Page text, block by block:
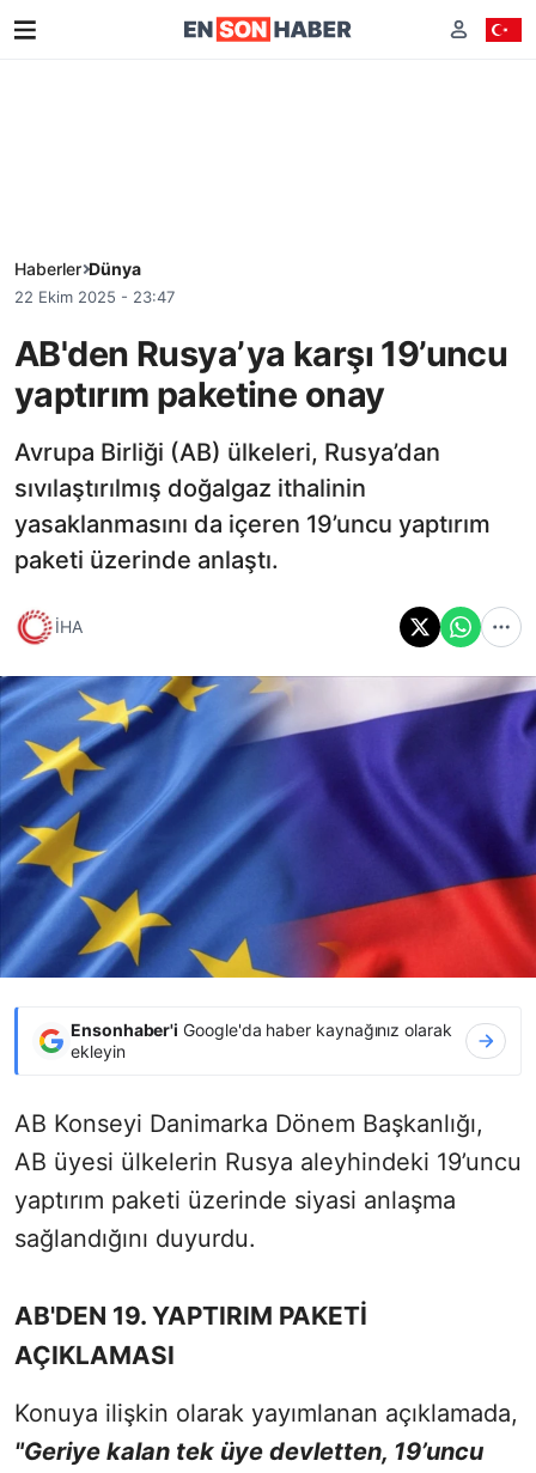
Haberler Dünya
22 Ekim 2025 - 23:47
AB'den Rusya’ya karşı 19’uncu
yaptırım paketine onay
Avrupa Birliği (AB) ülkeleri, Rusya’dan
sıvılaştırılmış doğalgaz ithalinin
yasaklanmasını da içeren 19’uncu yaptırım
paketi üzerinde anlaştı.
İHA
Ensonhaber'i Google'da haber kaynağınız olarak
ekleyin
AB Konseyi Danimarka Dönem Başkanlığı,
AB üyesi ülkelerin Rusya aleyhindeki 19’uncu
yaptırım paketi üzerinde siyasi anlaşma
sağlandığını duyurdu.
AB'DEN 19. YAPTIRIM PAKETİ
AÇIKLAMASI
Konuya ilişkin olarak yayımlanan açıklamada,
"Geriye kalan tek üye devletten, 19’uncu